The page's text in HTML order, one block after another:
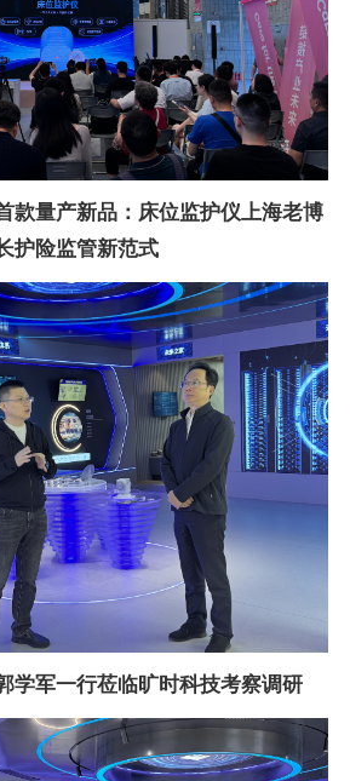
款量产新品：床位监护仪上海老博
护险监管新范式
学军一行莅临旷时科技考察调研